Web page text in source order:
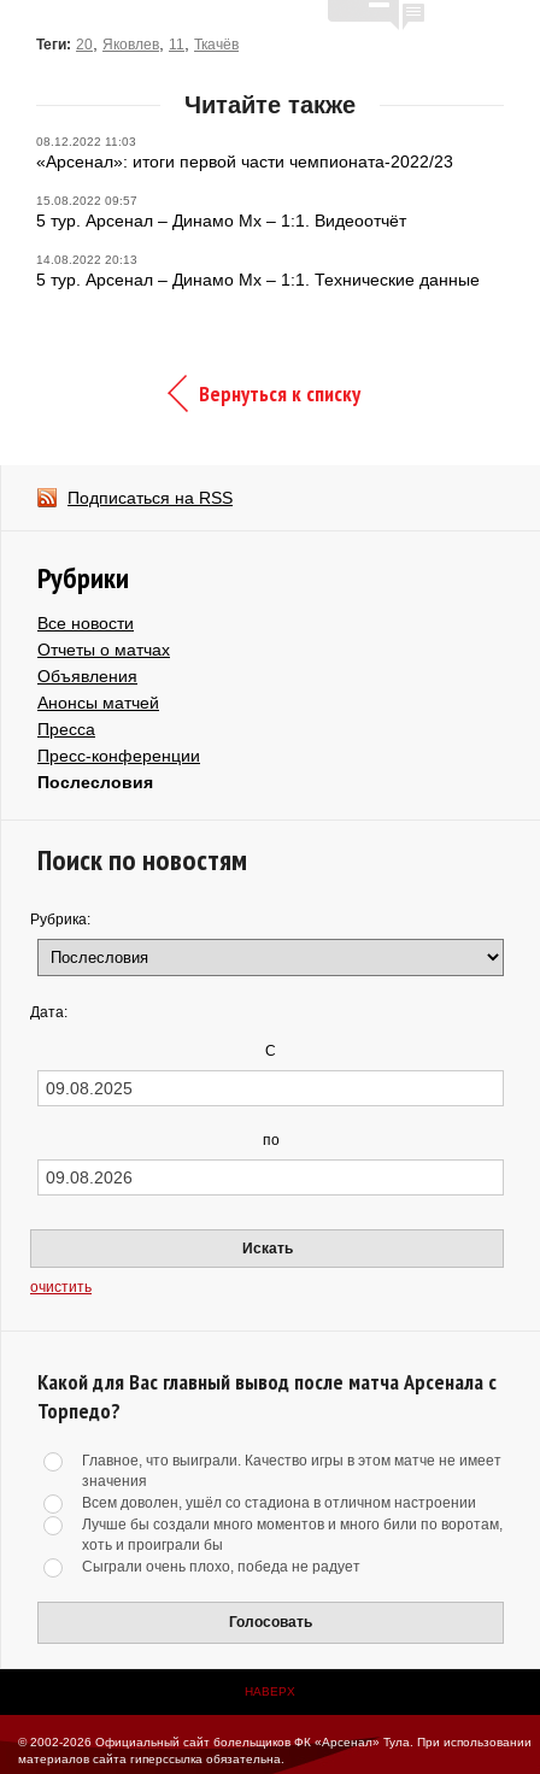
Теги: 20 Яковлев 11 Ткачёв
Читайте также
08.12.2022 11:03
«Арсенал»: итоги первой части чемпионата-2022/23
15.08.2022 09:57
5 тур. Арсенал – Динамо Мх – 1:1. Видеоотчёт
14.08.2022 20:13
5 тур. Арсенал – Динамо Мх – 1:1. Технические данные
Вернуться к списку
Подписаться на RSS
Рубрики
Все новости
Отчеты о матчах
Объявления
Анонсы матчей
Пресса
Пресс-конференции
Послесловия
Поиск по новостям
Рубрика:
Дата:
С
по
Искать
очистить
Какой для Вас главный вывод после матча Арсенала с
Торпедо?
Главное, что выиграли. Качество игры в этом матче не имеет
значения
Всем доволен, ушёл со стадиона в отличном настроении
Лучше бы создали много моментов и много били по воротам,
хоть и проиграли бы
Сыграли очень плохо, победа не радует
Голосовать
НАВЕРХ
© 2002-2026 Официальный сайт болельщиков ФК «Арсенал» Тула.
При использовании
материалов сайта гиперссылка обязательна.